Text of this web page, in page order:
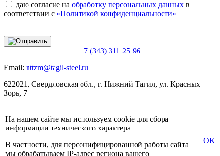
даю согласие на обработку персональных данных в
соответствии с «Политикой конфиденциальности»
+7 (343) 311-25-96
Email: nttzm@tagil-steel.ru
622021, Свердловская обл., г. Нижний Тагил, ул. Красных
Зорь, 7
На нашем сайте мы используем cookie для сбора
информации технического характера.
В частности, для персонифицированной работы сайта
мы обрабатываем IP-адрес региона вашего
OK